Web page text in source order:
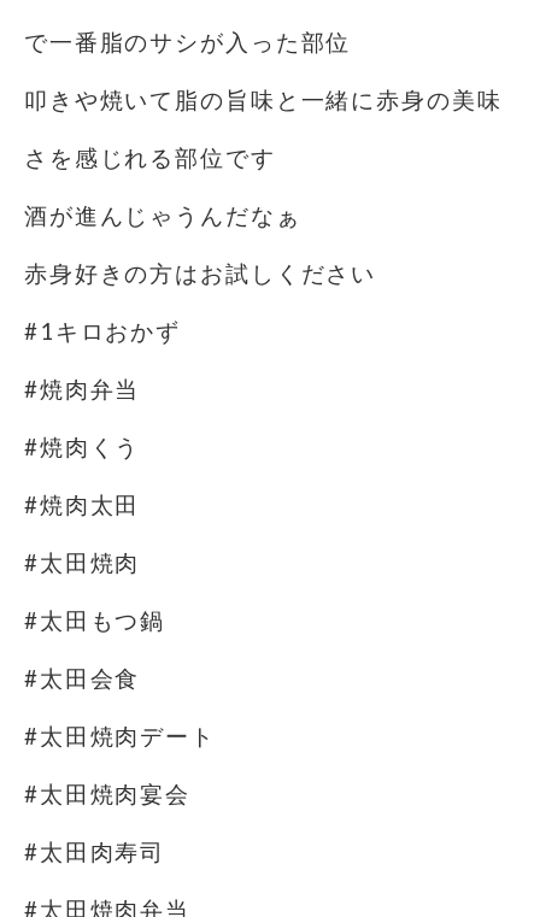
で一番脂のサシが入った部位
叩きや焼いて脂の旨味と一緒に赤身の美味
さを感じれる部位です
酒が進んじゃうんだなぁ
赤身好きの方はお試しください
#1キロおかず
#焼肉弁当
#焼肉くう
#焼肉太田
#太田焼肉
#太田もつ鍋
#太田会食
#太田焼肉デート
#太田焼肉宴会
#太田肉寿司
#太田焼肉弁当